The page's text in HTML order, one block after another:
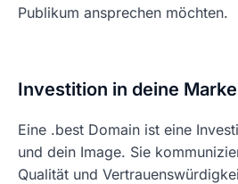
Publikum ansprechen möchten.
Investition in deine Marke
Eine .best Domain ist eine
und dein Image. Sie
Qualität und